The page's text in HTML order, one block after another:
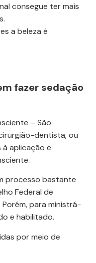
consegue ter mais
a beleza é
fazer sedação
– São
dentista, ou
aplicação e
processo bastante
Federal de
para ministrá-
e habilitado.
por meio de